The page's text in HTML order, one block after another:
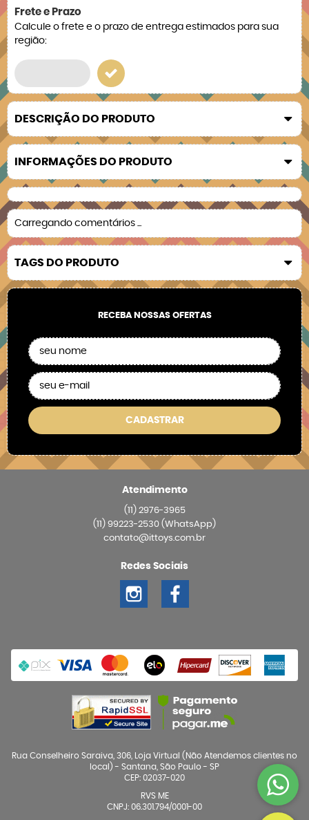
Frete e Prazo
Calcule o frete e o prazo de entrega estimados para sua
região:
DESCRIÇÃO DO PRODUTO
INFORMAÇÕES DO PRODUTO
Carregando comentários ...
TAGS DO PRODUTO
RECEBA NOSSAS OFERTAS
CADASTRAR
Atendimento
(11)2976-3965
(11) 99223-2530 (WhatsApp)
contato@ittoys.com.br
Redes Sociais
Rua Conselheiro Saraiva, 306, Loja Virtual (Não Atendemos clientes no
local) - Santana, São Paulo - SP
CEP: 02037-020
RVS ME
CNPJ: 06.301.794/0001-00